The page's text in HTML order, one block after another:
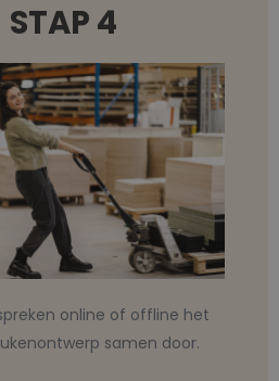
STAP 4
online of offline het
samen door.